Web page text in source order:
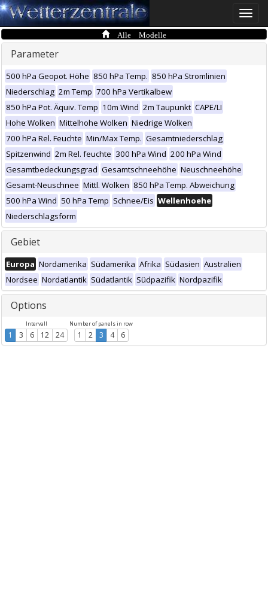
Toggle
Alle Modelle
Parameter
500 hPa Geopot. Höhe 850 hPa Temp. 850 hPa Stromlinien
Niederschlag 2m Temp 700 hPa Vertikalbew
850 hPa Pot. Äquiv. Temp 10m Wind 2m Taupunkt CAPE/LI
Hohe Wolken Mittelhohe Wolken Niedrige Wolken
700 hPa Rel. Feuchte Min/Max Temp. Gesamtniederschlag
Spitzenwind 2m Rel. feuchte 300 hPa Wind 200 hPa Wind
Gesamtbedeckungsgrad Gesamtschneehöhe Neuschneehöhe
Gesamt-Neuschnee Mittl. Wolken 850 hPa Temp. Abweichung
500 hPa Wind 50 hPa Temp Schnee/Eis Wellenhoehe
Niederschlagsform
Gebiet
Europa Nordamerika Südamerika Afrika Südasien Australien
Nordsee Nordatlantik Südatlantik Südpazifik Nordpazifik
Options
Intervall
1 3 6 12 24
Number of panels in row
1 2 3 4 6